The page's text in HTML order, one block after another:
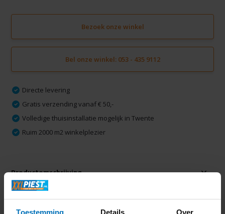
Toestemming Details Over
Bezoek onze winkel
Bel onze winkel: 053 - 435 9112
Directe levering
Gratis verzending vanaf € 50,-
Volledige thuisinstallatie mogelijk in Twente
Ruim 2000 m2 winkelplezier
Productomschrijving
Specificaties